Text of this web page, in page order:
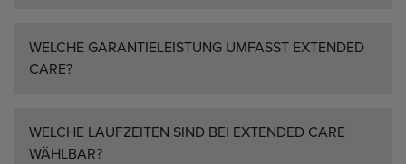
WELCHE GARANTIELEISTUNG UMFASST EXTENDED
CARE?
WELCHE LAUFZEITEN SIND BEI EXTENDED CARE
WÄHLBAR?